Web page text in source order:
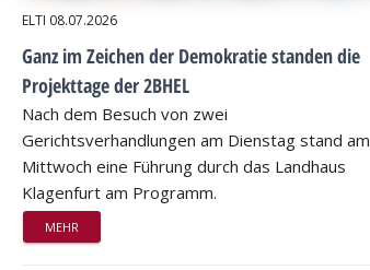
ELTI 08.07.2026
Ganz im Zeichen der Demokratie standen die
Projekttage der 2BHEL
Nach dem Besuch von zwei
Gerichtsverhandlungen am Dienstag stand am
Mittwoch eine Führung durch das Landhaus
Klagenfurt am Programm.
MEHR